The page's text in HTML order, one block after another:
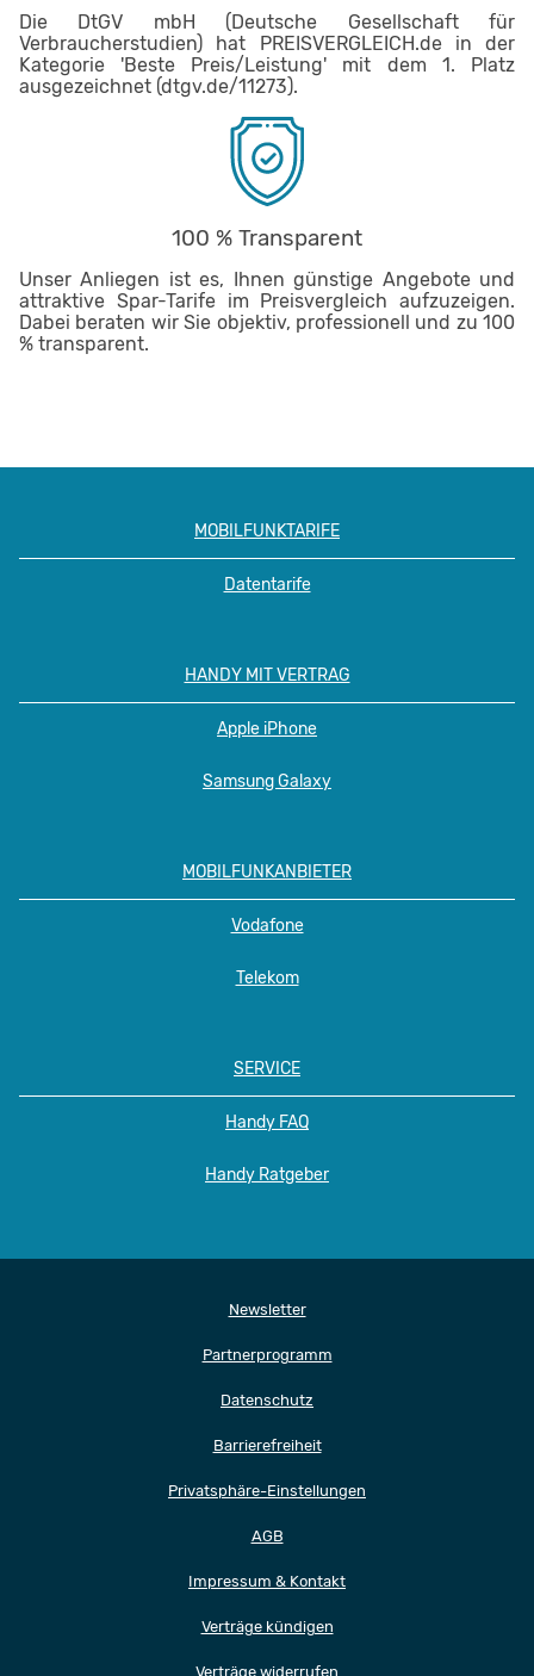
Die DtGV mbH (Deutsche Gesellschaft für
Verbraucherstudien) hat PREISVERGLEICH.de in der
Kategorie 'Beste Preis/Leistung' mit dem 1. Platz
ausgezeichnet (dtgv.de/11273).
100 % Transparent
Unser Anliegen ist es, Ihnen günstige Angebote und
attraktive Spar-Tarife im Preisvergleich aufzuzeigen.
Dabei beraten wir Sie objektiv, professionell und zu 100
% transparent.
MOBILFUNKTARIFE
Datentarife
HANDY MIT VERTRAG
Apple iPhone
Samsung Galaxy
MOBILFUNKANBIETER
Vodafone
Telekom
SERVICE
Handy FAQ
Handy Ratgeber
Newsletter
Partnerprogramm
Datenschutz
Barrierefreiheit
Privatsphäre-Einstellungen
AGB
Impressum & Kontakt
Verträge kündigen
Verträge widerrufen